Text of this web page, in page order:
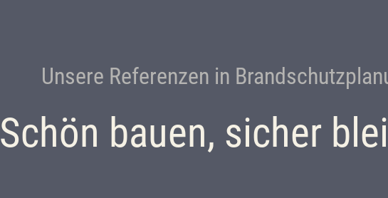
Unsere Referenzen in
Schön bauen, sicher